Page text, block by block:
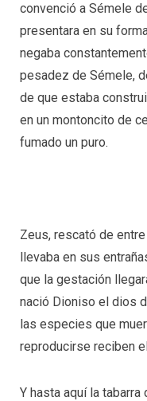
convenció a Sémele
presentara en su
negaba
pesadez de Sémele,
de que estaba
en un montoncito de
fumado un puro.
Zeus, rescató de
llevaba en sus
que la gestación
nació Dioniso el dios
las especies que
reproducirse reciben
Y hasta aquí la